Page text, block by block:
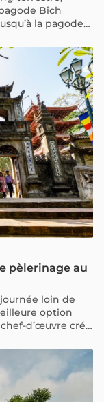
Bich
la pagode
des
et des
yeux, dans
Suivez-moi
pagode Bich
laissera sans
pèlerinage au
loin de
option
d’œuvre créé
que découvrir
au